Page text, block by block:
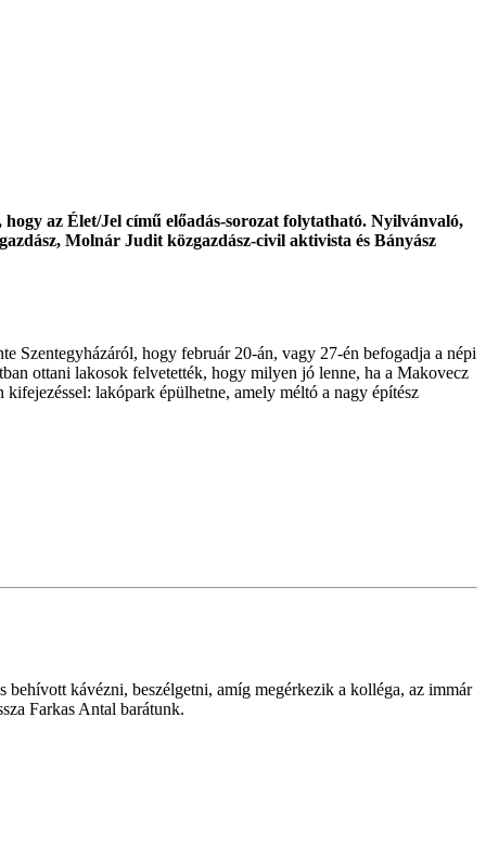
az Élet/Jel című előadás-sorozat folytatható. Nyilvánvaló,
Molnár Judit közgazdász-civil aktivista és Bányász
Szentegyházáról, hogy február 20-án, vagy 27-én befogadja a népi
ottani lakosok felvetették, hogy milyen jó lenne, ha a Makovecz
lakópark épülhetne, amely méltó a nagy építész
kávézni, beszélgetni, amíg megérkezik a kolléga, az immár
Farkas Antal barátunk.